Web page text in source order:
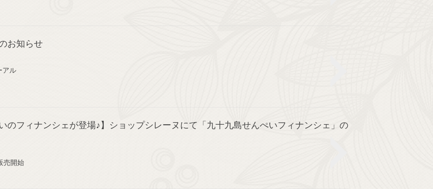
お知らせ
アル
のフィナンシェが登場♪】ショップシレーヌにて「九十九島せんぺいフィナンシェ」の
売開始